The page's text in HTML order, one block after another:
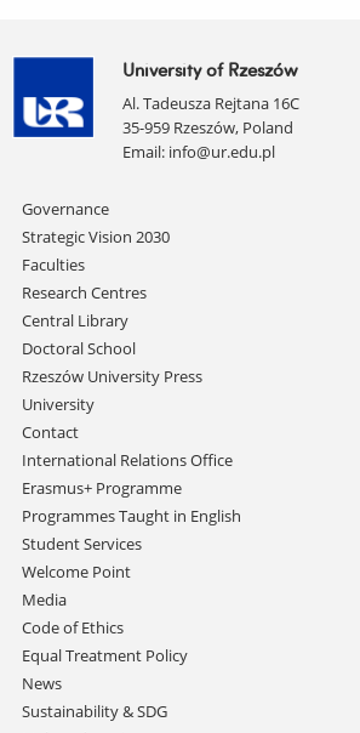
University of Rzeszów
Al. Tadeusza Rejtana 16C
35-959 Rzeszów, Poland
Email: info@ur.edu.pl
Skip
navigation
Governance
Strategic Vision 2030
Faculties
Research Centres
Central Library
Doctoral School
Rzeszów University Press
University
Contact
International Relations Office
Erasmus+ Programme
Programmes Taught in English
Student Services
Welcome Point
Media
Code of Ethics
Equal Treatment Policy
News
Sustainability & SDG